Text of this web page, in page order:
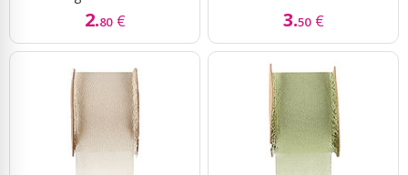
2.80 € 3.50 €